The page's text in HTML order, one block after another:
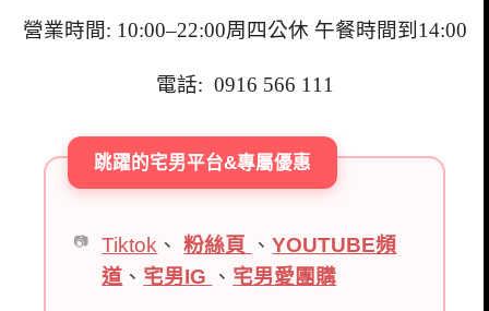
營業時間: 10:00–22:00周四公休 午餐時間到14:00
電話: 0916 566 111
跳躍的宅男平台&專屬優惠
Tiktok 、粉絲頁 、YOUTUBE頻
道 、 宅男IG 、 宅男愛團購